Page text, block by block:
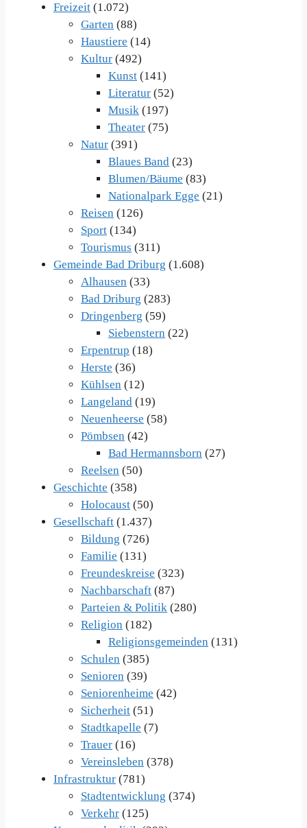
Freizeit (1.072)
Garten (88)
Haustiere (14)
Kultur (492)
Kunst (141)
Literatur (52)
Musik (197)
Theater (75)
Natur (391)
Blaues Band (23)
Blumen/Bäume (83)
Nationalpark Egge (21)
Reisen (126)
Sport (134)
Tourismus (311)
Gemeinde Bad Driburg (1.608)
Alhausen (33)
Bad Driburg (283)
Dringenberg (59)
Siebenstern (22)
Erpentrup (18)
Herste (36)
Kühlsen (12)
Langeland (19)
Neuenheerse (58)
Pömbsen (42)
Bad Hermannsborn (27)
Reelsen (50)
Geschichte (358)
Holocaust (50)
Gesellschaft (1.437)
Bildung (726)
Familie (131)
Freundeskreise (323)
Nachbarschaft (87)
Parteien & Politik (280)
Religion (182)
Religionsgemeinden (131)
Schulen (385)
Senioren (39)
Seniorenheime (42)
Sicherheit (51)
Stadtkapelle (7)
Trauer (16)
Vereinsleben (378)
Infrastruktur (781)
Stadtentwicklung (374)
Verkehr (125)